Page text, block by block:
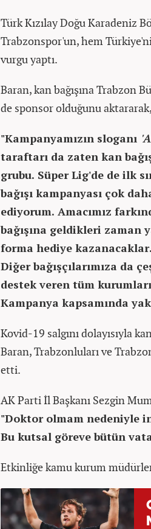
Türk Kızılay Doğu Karadeniz
Trabzonspor'un, hem
vurgu yaptı.
Baran, kan bağışına Trabzon
de sponsor olduğunu
"Kampanyamızın sloganı
taraftarı da zaten kan
grubu. Süper Lig'de de ilk
bağışı kampanyası çok
ediyorum. Amacımız
bağışına geldikleri zaman
forma hediye
Diğer bağışçılarımıza da
destek veren tüm
Kampanya kapsamında
Kovid-19 salgını dolayısıyla
Baran, Trabzonluları ve
etti.
AK Parti İl Başkanı Sezgin
"Doktor olmam nedeniyle
Bu kutsal göreve bütün
Etkinliğe kamu kurum